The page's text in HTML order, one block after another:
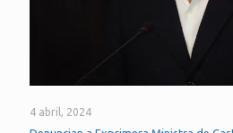
4 abril, 2024